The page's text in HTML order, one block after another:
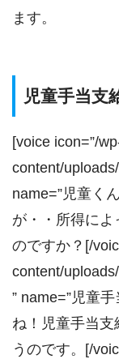
ます。
児童手当支
[voice icon=”/
content/
name=”児童く
が・・所得によ
のですか？[/
content/
” name=”児童
ね！児童手当
うのです。[/